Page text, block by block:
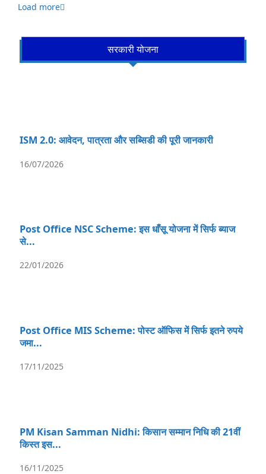
Load more
सरकारी योजना
ISM 2.0: आवेदन, पात्रता और सब्सिडी की पूरी जानकारी
16/07/2026
Post Office NSC Scheme: इस धाँसू योजना में सिर्फ ब्याज
से...
22/01/2026
Post Office MIS Scheme: पोस्ट ऑफिस में सिर्फ इतने रुपये
जमा...
17/11/2025
PM Kisan Samman Nidhi: किसान सम्मान निधि की 21वीं
किस्त इस...
16/11/2025